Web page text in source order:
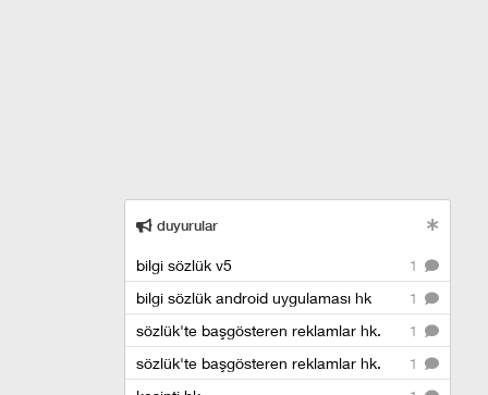
duyurular
1
bilgi sözlük v5
1
bilgi sözlük android uygulaması hk
1
sözlük'te başgösteren reklamlar hk.
1
sözlük'te başgösteren reklamlar hk.